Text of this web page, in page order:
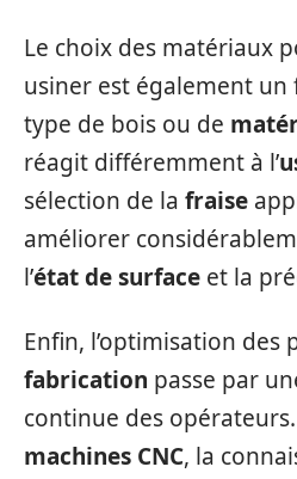
Le choix des matériaux
usiner est également un
type de bois ou de
réagit différemment à l’
sélection de la fraise
améliorer
l’état de surface et la
Enfin, l’optimisation des
fabrication passe par
continue des
machines CNC, la